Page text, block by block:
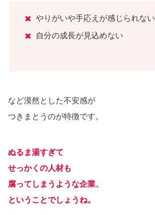
やりがいや手応えが感じられない
自分の成長が見込めない
など漠然とした不安感が
つきまとうのが特徴です。
ぬるま湯すぎて
せっかくの人材も
腐ってしまうような企業、
ということでしょうね。